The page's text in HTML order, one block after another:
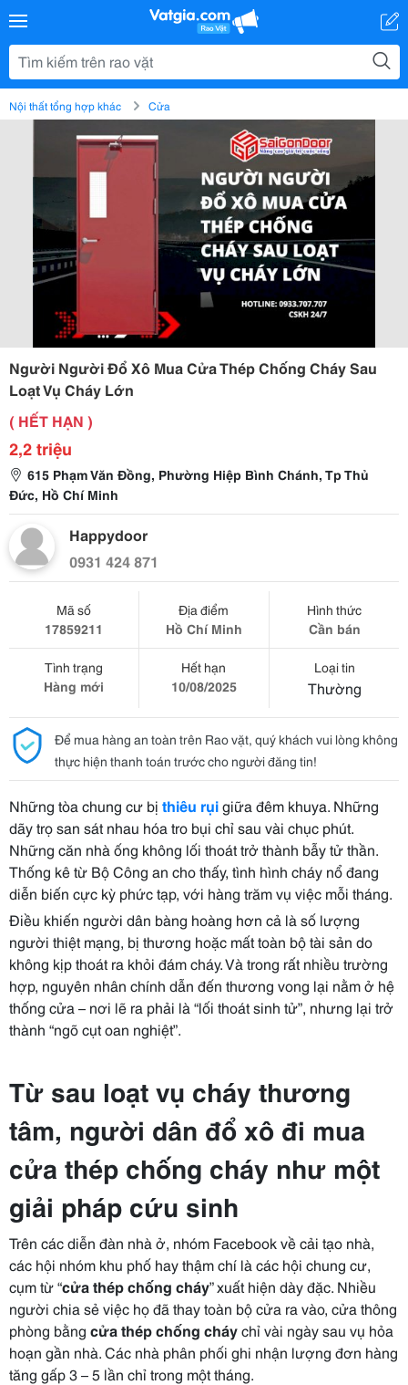
Nội thất tổng hợp khác Cửa
Người Người Đổ Xô Mua Cửa Thép Chống Cháy Sau
Loạt Vụ Cháy Lớn
( HẾT HẠN )
2,2 triệu
615 Phạm Văn Đồng, Phường Hiệp Bình Chánh, Tp Thủ
Đức, Hồ Chí Minh
Happydoor
0931 424 871
Mã số
17859211
Địa điểm
Hồ Chí Minh
Hình thức
Cần bán
Tình trạng
Hàng mới
Hết hạn
10/08/2025
Loại tin
Thường
Để mua hàng an toàn trên Rao vặt, quý khách vui lòng không
thực hiện thanh toán trước cho người đăng tin!
Những tòa chung cư bị thiêu rụigiữa đêm khuya. Những
dãy trọ san sát nhau hóa tro bụi chỉ sau vài chục phút.
Những căn nhà ống không lối thoát trở thành bẫy tử thần.
Thống kê từ Bộ Công an cho thấy, tình hình cháy nổ đang
diễn biến cực kỳ phức tạp, với hàng trăm vụ việc mỗi tháng.
Điều khiến người dân bàng hoàng hơn cả là số lượng
người thiệt mạng, bị thương hoặc mất toàn bộ tài sản do
không kịp thoát ra khỏi đám cháy. Và trong rất nhiều trường
hợp, nguyên nhân chính dẫn đến thương vong lại nằm ở hệ
thống cửa – nơi lẽ ra phải là “lối thoát sinh tử”, nhưng lại trở
thành “ngõ cụt oan nghiệt”.
Từ sau loạt vụ cháy thương
tâm, người dân đổ xô đi mua
cửa thép chống cháy như một
giải pháp cứu sinh
Trên các diễn đàn nhà ở, nhóm Facebook về cải tạo nhà,
các hội nhóm khu phố hay thậm chí là các hội chung cư,
cụm từ “cửa thép chống cháy” xuất hiện dày đặc. Nhiều
người chia sẻ việc họ đã thay toàn bộ cửa ra vào, cửa thông
phòng bằng cửa thép chống cháychỉ vài ngày sau vụ hỏa
hoạn gần nhà. Các nhà phân phối ghi nhận lượng đơn hàng
tăng gấp 3 – 5 lần chỉ trong một tháng.